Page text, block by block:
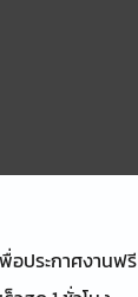
พื่อประกาศงานฟรี